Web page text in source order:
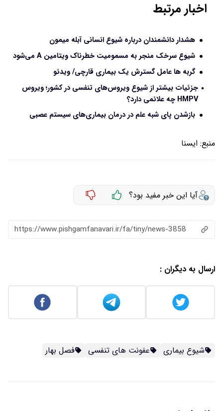
اخبار مرتبط
هشدار دانشمندان درباره شیوع انسانی آبله میمون
شیوع سرخک منجر به مسمومیت خطرناک ویتامین A می‌شود
گربه‌ ها عامل گسترش یک بیماری قارچی/ ویدئو
جزئیات بیشتر از شیوع ویروس‌های تنفسی در کشور؛ ویروس
HMPV چه علائمی دارد؟
بازشدن پای شبه علم در درمان بیماری‌های سیستم عصبی
منبع: ايسنا
آیا این خبر مفید بود؟
https://www.pishgamfanavari.ir/fa/tiny/news-3858
ارسال به دیگران :
شیوع بیماری عفونت های تنفسی فصل بهار